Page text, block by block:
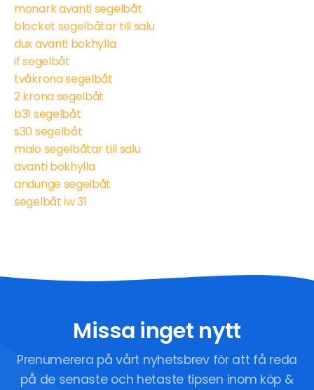
monark avanti segelbåt
blocket segelbåtar till salu
dux avanti bokhylla
if segelbåt
tvåkrona segelbåt
2 krona segelbåt
b31 segelbåt
s30 segelbåt
malö segelbåtar till salu
avanti bokhylla
andunge segelbåt
segelbåt iw 31
Missa inget nytt
Prenumerera på vårt nyhetsbrev för att få reda
på de senaste och hetaste tipsen inom köp &